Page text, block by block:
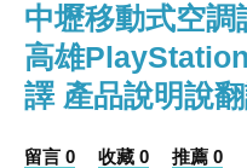
中壢移動式空
高雄
譯 產品說明說
留言 0 收藏 0 推薦 0